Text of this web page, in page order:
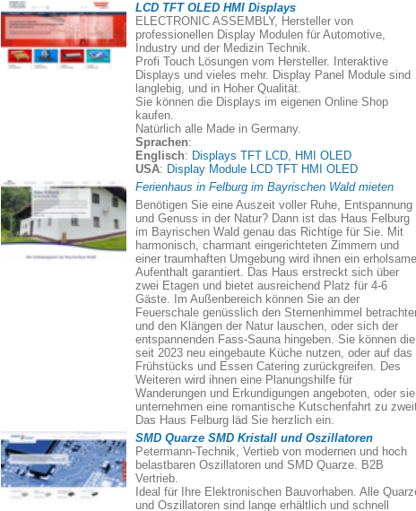
LCD TFT OLED HMI Displays
ELECTRONIC ASSEMBLY, Hersteller von
professionellen Display Modulen für Automotive,
Industry und der Medizin Technik.
Profi Touch Lösungen vom Hersteller. Interaktive
Displays und vieles mehr. Display Panel Module sind
langlebig, und in Hoher Qualität.
Sie können die Displays im eigenen Online Shop
kaufen.
Natürlich alle Made in Germany.
Sprachen:
Englisch: Displays TFT LCD, HMI OLED
USA: Display Module LCD TFT HMI OLED
Ferienhaus in Felburg im Bayrischen Wald mieten
Benötigen Sie eine Auszeit voller Ruhe, Entspannung
und Genuss in der Natur? Dann ist das Haus Felburg
im Bayrischen Wald genau das Richtige für Sie. Mit
harmonisch, charmant eingerichteten Zimmern und
einer traumhaften Umgebung wird ihnen ein
Aufenthalt garantiert. Das Haus erstreckt sich über
zwei Etagen und bietet ausreichend Platz für 4-6
Gäste. Im Außenbereich können Sie an der
Feuerschale genüsslich den Sternenhimmel
und den Klängen der Natur lauschen, oder sich der
entspannenden Fass-Sauna hingeben. Sie können die
seit 2023 neu eingebaute Küche nutzen, oder auf das
Frühstücks und Essen Catering zurückgreifen. Des
Weiteren wird ihnen eine Planungshilfe für
Wanderungen und Erkundigungen angeboten, oder sie
unternehmen eine romantische Kutschenfahrt zu
Das Haus Felburg läd Sie herzlich ein.
SMD Quarze SMD Kristall und Oszillatoren
Petermann-Technik, Vertieb von modernen und hoch
belastbaren Oszillatoren und SMD Quarze. B2B
Vertrieb.
Ideal für Ihre Elektronischen Bauvorhaben. Alle
und Oszillatoren sind lange erhältlich und schnell